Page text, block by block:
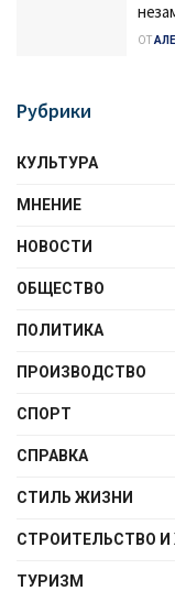
ОТ
Рубрики
КУЛЬТУРА
МНЕНИЕ
НОВОСТИ
ОБЩЕСТВО
ПОЛИТИКА
ПРОИЗВОДСТВО
СПОРТ
СПРАВКА
СТИЛЬ ЖИЗНИ
СТРОИТЕЛЬСТВО
ТУРИЗМ